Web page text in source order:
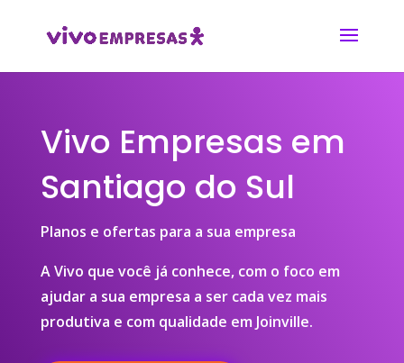
Vivo Empresas em
Santiago do Sul
Planos e ofertas para a sua empresa
A Vivo que você já conhece, com o foco em
ajudar a sua empresa a ser cada vez mais
produtiva e com qualidade em Joinville.